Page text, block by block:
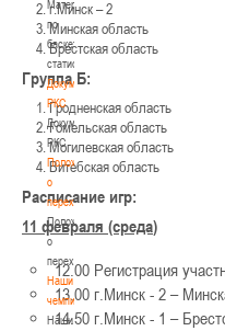
Материалы
по
баскетбольной
статистике
Документы
РКС
Документы
РКС
Положение
о
переходах
Положение
о
переходах
Наши
чемпионы
Наши
г.Минск – 2
Минская область
Брестская область
Группа Б:
Гродненская область
Гомельская область
Могилевская область
Витебская область
Расписание игр:
11 февраля (среда)
12.00 Регистрация
13.00 г.Минск - 2 –
14.50 г.Минск - 1 –